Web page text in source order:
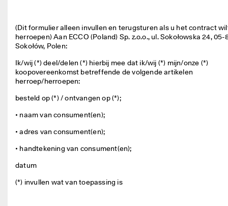
(Dit formulier alleen invullen en terugsturen als u het contract
herroepen) Aan ECCO (Poland) Sp. z.o.o., ul. Sokołowska 24, 05-
Sokołów, Polen:
Ik/wij (*) deel/delen (*) hierbij mee dat ik/wij (*) mijn/onze (*)
koopovereenkomst betreffende de volgende artikelen
herroep/herroepen:
besteld op (*) / ontvangen op (*);
• naam van consument(en);
• adres van consument(en);
• handtekening van consument(en);
datum
(*) invullen wat van toepassing is